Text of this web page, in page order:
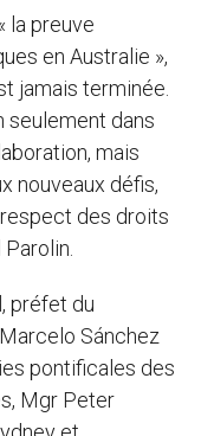
la preuve
en Australie »,
jamais terminée.
seulement dans
mais
nouveaux défis,
des droits
préfet du
Sánchez
pontificales des
Mgr Peter